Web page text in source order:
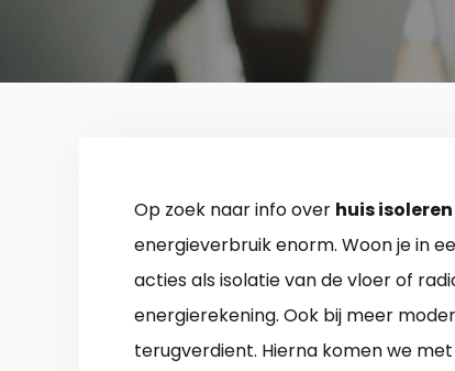
Op zoek naar info over huis
energieverbruik enorm. Woon je in
acties als isolatie van de vloer of
energierekening. Ook bij meer
terugverdient. Hierna komen we